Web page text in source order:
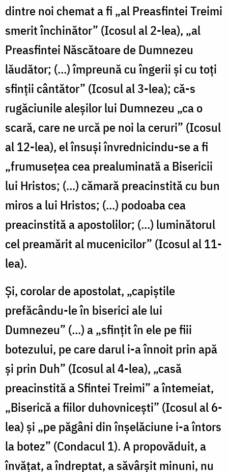
dintre noi chemat a fi „al Preasfintei Treimi
smerit închinător” (Icosul al 2-lea), „al
Preasfintei Născătoare de Dumnezeu
lăudător; (...) împreună cu îngerii și cu toți
sfinții cântător” (Icosul al 3-lea); că-s
rugăciunile aleșilor lui Dumnezeu „ca o
scară, care ne urcă pe noi la ceruri” (Icosul
al 12-lea), el însuși învrednicindu-se a fi
„frumusețea cea prealuminată a Bisericii
lui Hristos; (...) cămară preacinstită cu bun
miros a lui Hristos; (...) podoaba cea
preacinstită a apostolilor; (...) luminătorul
cel preamărit al mucenicilor” (Icosul al 11-
lea).
Și, corolar de apostolat, „capiştile
prefăcându-le în biserici ale lui
Dumnezeu” (...) a „sfinţit în ele pe fiii
botezului, pe care darul i-a înnoit prin apă
şi prin Duh” (Icosul al 4-lea), „casă
preacinstită a Sfintei Treimi” a întemeiat,
„Biserică a fiilor duhovniceşti” (Icosul al 6-
lea) și „pe păgâni din înşelăciune i-a întors
la botez” (Condacul 1). A propovăduit, a
învățat, a îndreptat, a săvârșit minuni, nu